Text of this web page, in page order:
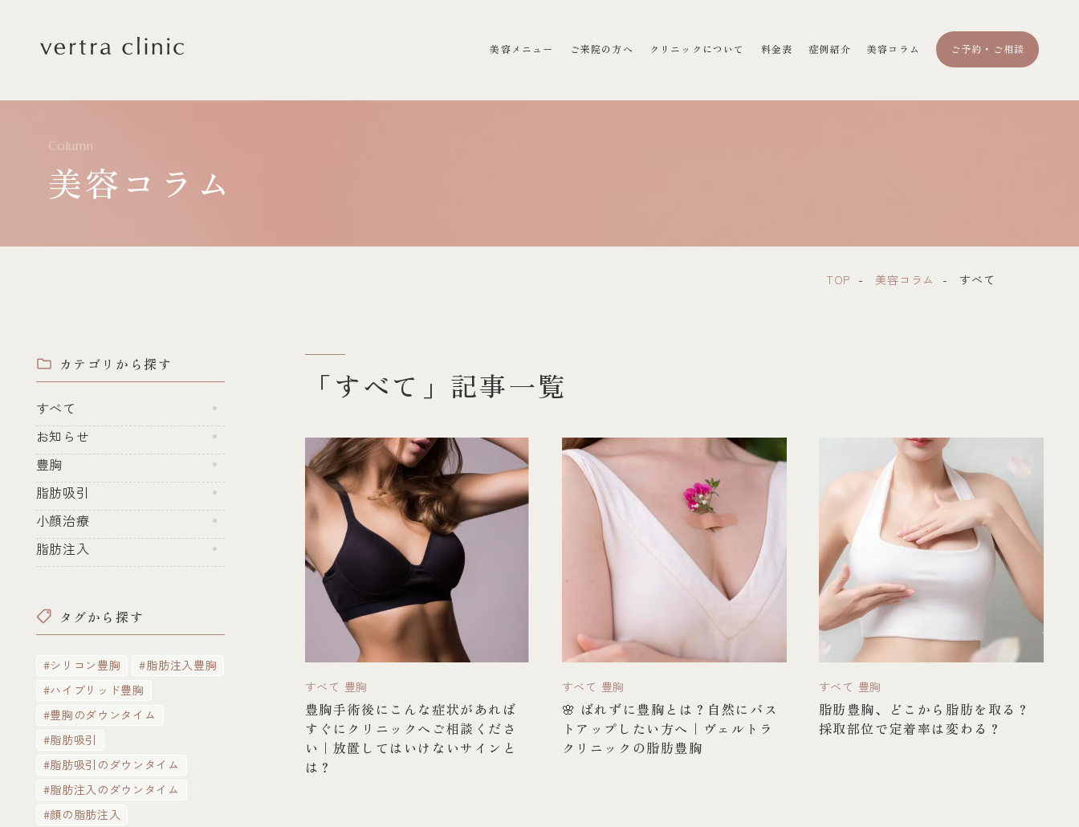
vertra clinic（ヴェルトラクリニック） 美容メニュー ご来院の方へ クリニックについて 料金表 症例紹介 美容コラム ご予約・ご相談
Column
美容コラム
TOP 美容コラム すべて
カテゴリから探す
すべて
お知らせ
豊胸
脂肪吸引
小顔治療
脂肪注入
タグから探す
#シリコン豊胸
#脂肪注入豊胸
#ハイブリッド豊胸
#豊胸のダウンタイム
#脂肪吸引
#脂肪吸引のダウンタイム
#脂肪注入のダウンタイム
#顔の脂肪注入
「すべて」記事一覧
すべて 豊胸
豊胸手術後にこんな症状があれば
すぐにクリニックへご相談くださ
い｜放置してはいけないサインと
は？
すべて 豊胸
🌸 ばれずに豊胸とは？自然にバス
トアップしたい方へ｜ヴェルトラ
クリニックの脂肪豊胸
すべて 豊胸
脂肪豊胸、どこから脂肪を取る？
採取部位で定着率は変わる？